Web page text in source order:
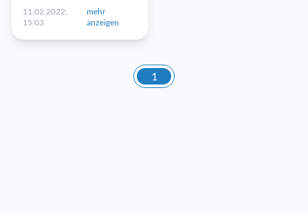
11.02.2022,
15:03
mehr
anzeigen
1